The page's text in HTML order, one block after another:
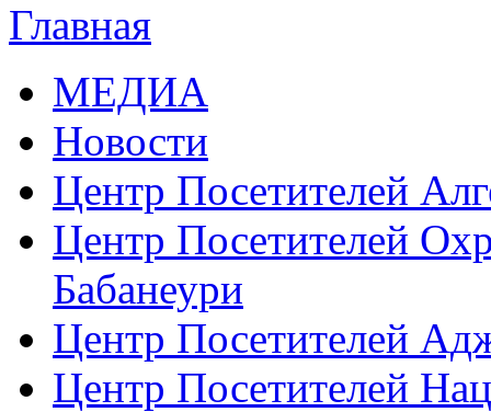
Главная
МЕДИА
Новости
Центр Посетителей
Центр Посетителей
Бабанеури
Центр Посетителей
Центр Посетителей